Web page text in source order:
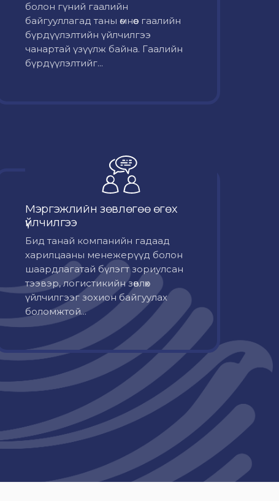
болон гүний гаалийн
байгууллагад таны өмнөөс гаалийн
бүрдүүлэлтийн үйлчилгээ
чанартай үзүүлж байна. Гаалийн
бүрдүүлэлтийг...
Мэргэжлийн зөвлөгөө өгөх
үйлчилгээ
Бид танай компанийн гадаад
харилцааны менежерүүд болон
шаардлагатай бүлэгт зориулсан
тээвэр, логистикийн зөвлөх
үйлчилгээг зохион байгуулах
боломжтой...